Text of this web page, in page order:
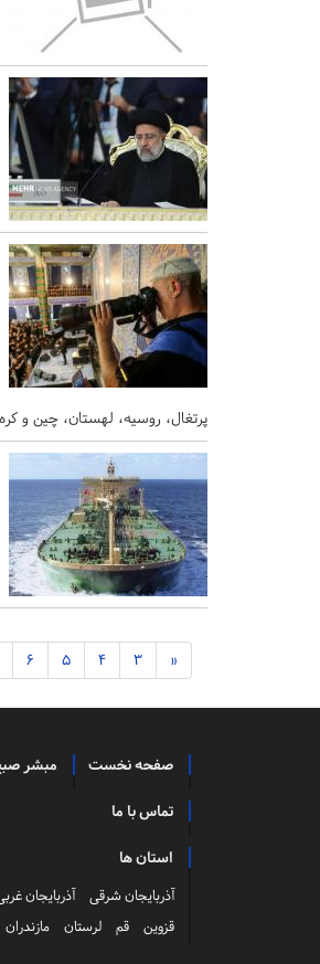
پرتغال، روسیه، لهستان، چین و
«
3
4
5
6
صفحه نخست مبشر
تماس با ما
استان ها
آذربایجان شرقی آذربایجان
قزوین
قم لرستان مازندران